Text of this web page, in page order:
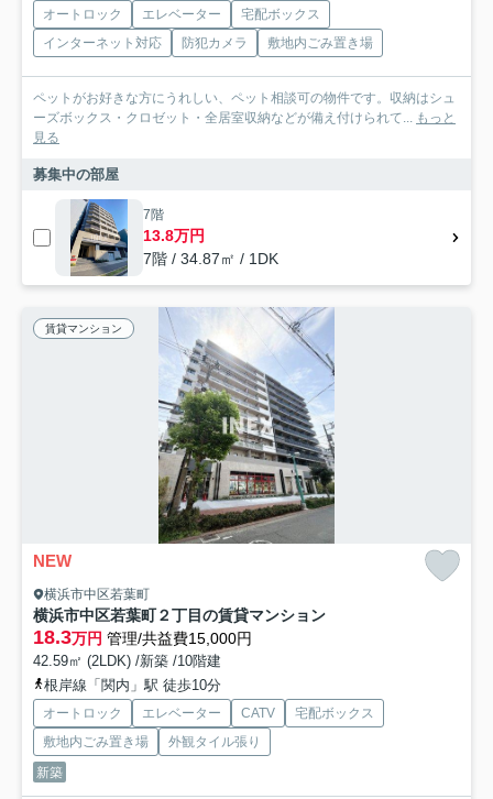
オートロック エレベーター
宅配ボックス
インターネット対応
防犯カメラ 敷地内ごみ置き場
ペットがお好きな方にうれしい、ペット相談可の物件です。収納はシュ
ーズボックス・クロゼット・全居室収納などが備え付けられて... もっと
見る
募集中の部屋
7階
13.8万円
7階 / 34.87㎡ / 1DK
賃貸マンション
NEW
横浜市中区若葉町
横浜市中区若葉町２丁目の賃貸マンション
18.3万円 管理/共益費15,000円
42.59㎡ (2LDK) /新築 /10階建
根岸線「関内」駅 徒歩10分
オートロック エレベーター CATV
宅配ボックス
敷地内ごみ置き場
外観タイル張り
新築